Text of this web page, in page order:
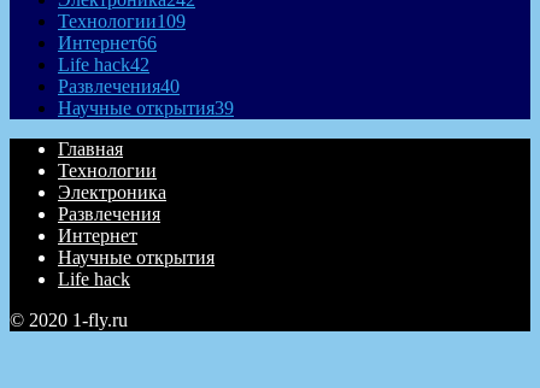
Технологии109
Интернет66
Life hack42
Развлечения40
Научные открытия39
Главная
Технологии
Электроника
Развлечения
Интернет
Научные открытия
Life hack
© 2020 1-fly.ru